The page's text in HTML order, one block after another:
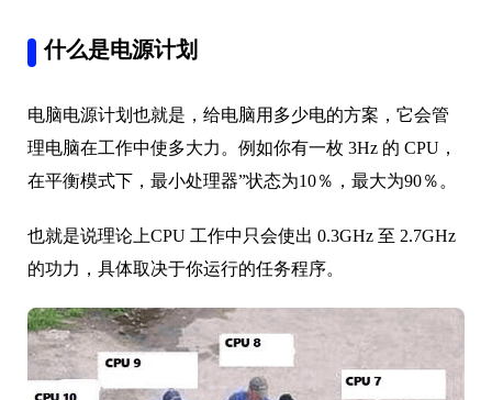
什么是电源计划
电脑电源计划也就是，给电脑用多少电的方案，它会管
理电脑在工作中使多大力。例如你有一枚 3Hz 的 CPU，
在平衡模式下，最小处理器”状态为10％，最大为90％。
也就是说理论上CPU 工作中只会使出 0.3GHz 至 2.7GHz
的功力，具体取决于你运行的任务程序。